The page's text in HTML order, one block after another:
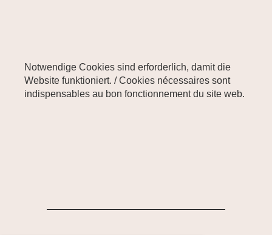
Notwendige Cookies sind erforderlich, damit die
Website funktioniert. / Cookies nécessaires sont
indispensables au bon fonctionnement du site web.